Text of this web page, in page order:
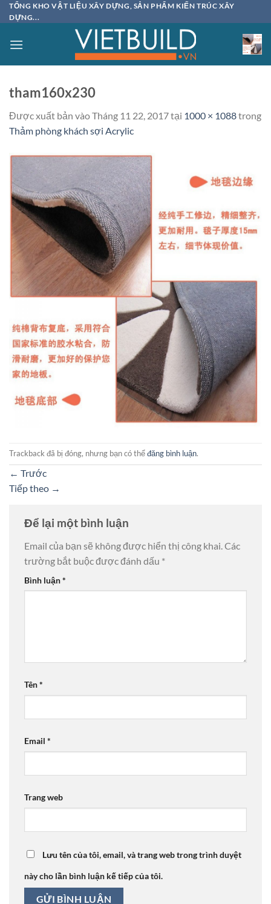
Bỏ
qua
dung
TỔNG KHO VẬT LIỆU XÂY DỰNG, SẢN PHẨM KIẾN TRÚC XÂY
DỰNG...
tham160x230
Được xuất bản vàoTháng 11 22, 2017tại 1000 × 1088trong
Thảm phòng khách sợi Acrylic
Trackback đã bị đóng, nhưng bạn có thểđăng bình luận.
← Trước
Tiếp theo →
Để lại một bình luận
Email của bạn sẽ không được hiển thị công khai. Các
trường bắt buộc được đánh dấu *
Bình luận*
Tên*
Email *
Trang web
Lưu tên của tôi, email, và trang web trong trình duyệt
này cho lần bình luận kế tiếp của tôi.